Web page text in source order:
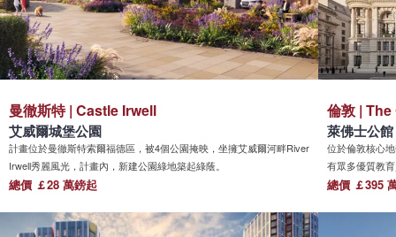
曼徹斯特 | Castle Irwell
艾威爾城堡公園
計畫位於曼徹斯特索爾福德區，被4個公園掩映，坐擁艾威爾河畔River
Irwell秀麗風光，計畫內，新建公園綠地築起綠蔭。
總價 ￡28 萬鎊起
倫敦 |
萊佛士公館
位於倫敦核心
有眾多優質教
場、梅菲爾及
總價 ￡395